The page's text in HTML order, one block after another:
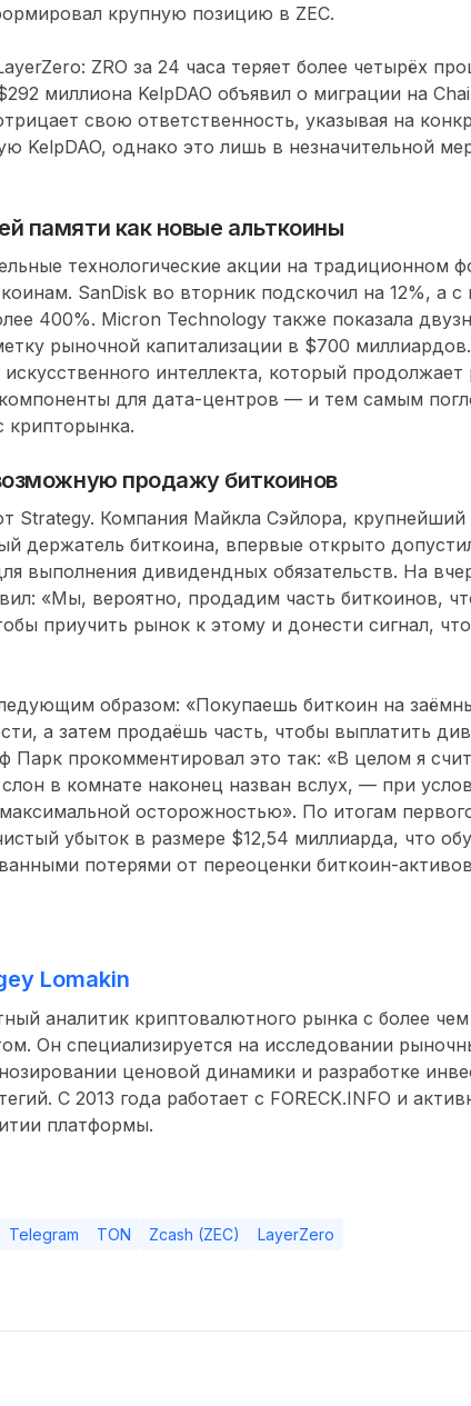
крупную позицию в ZEC.
ZRO за 24 часа теряет более четырёх
миллиона KelpDAO объявил о миграции на
свою ответственность, указывая на
KelpDAO, однако это лишь в незначительной
памяти как новые альткоины
технологические акции на традиционном
SanDisk во вторник подскочил на 12%, а с
400%. Micron Technology также показала
рыночной капитализации в $700
интеллекта, который продолжает
для дата-центров — и тем самым
крипторынка.
продажу биткоинов
Strategy. Компания Майкла Сэйлора, крупнейший
держатель биткоина, впервые открыто
выполнения дивидендных обязательств. На
«Мы, вероятно, продадим часть биткоинов,
приучить рынок к этому и донести сигнал,
образом: «Покупаешь биткоин на
а затем продаёшь часть, чтобы выплатить
Парк прокомментировал это так: «В целом я
в комнате наконец назван вслух, — при
осторожностью». По итогам
убыток в размере $12,54 миллиарда, что
потерями от переоценки биткоин-
Lomakin
аналитик криптовалютного рынка с более
Он специализируется на исследовании
ценовой динамики и разработке
С 2013 года работает с FORECK.INFO и
платформы.
Telegram TON Zcash (ZEC) LayerZero